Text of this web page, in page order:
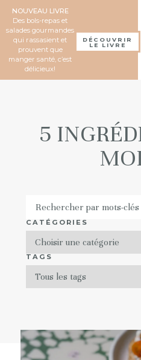
NOUVEAU LIVRE
Des bols-repas et
salades gourmandes
qui rassasient et
prouvent que
manger santé, c’est
délicieux!
DÉCOUVRIR
LE LIVRE
5
CATÉGORIES
TAGS